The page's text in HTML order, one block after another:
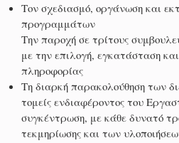
Τον σχεδιασμό, οργάνωση και
προγραμμάτων
Την παροχή σε τρίτους
με την επιλογή, εγκατάσταση
πληροφορίας
Τη διαρκή παρακολούθηση των
τομείς ενδιαφέροντος του
συγκέντρωση, με κάθε δυνατό
τεκμηρίωσης και των